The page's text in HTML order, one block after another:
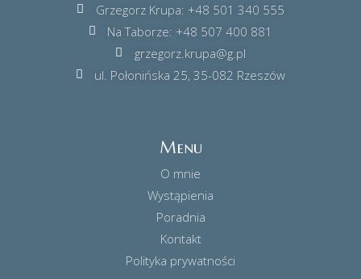
Grzegorz Krupa: +48 501 340 555
Na Taborze: +48 507 400 881
grzegorz.krupa@g.pl
ul. Połonińska 25, 35-082 Rzeszów
Menu
O mnie
Wystąpienia
Poradnia
Kontakt
Polityka prywatności